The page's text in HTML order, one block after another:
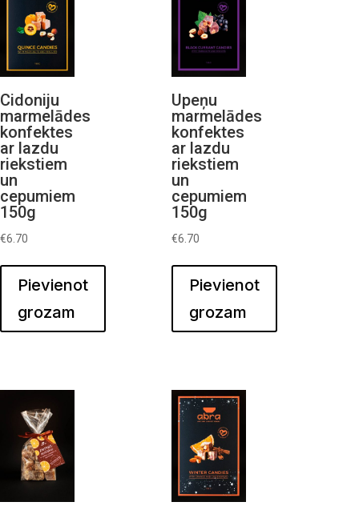
Cidoniju
marmelādes
konfektes
ar lazdu
riekstiem
un
cepumiem
150g
€6.70
Pievienot
grozam
Upeņu
marmelādes
konfektes
ar lazdu
riekstiem
un
cepumiem
150g
€6.70
Pievienot
grozam